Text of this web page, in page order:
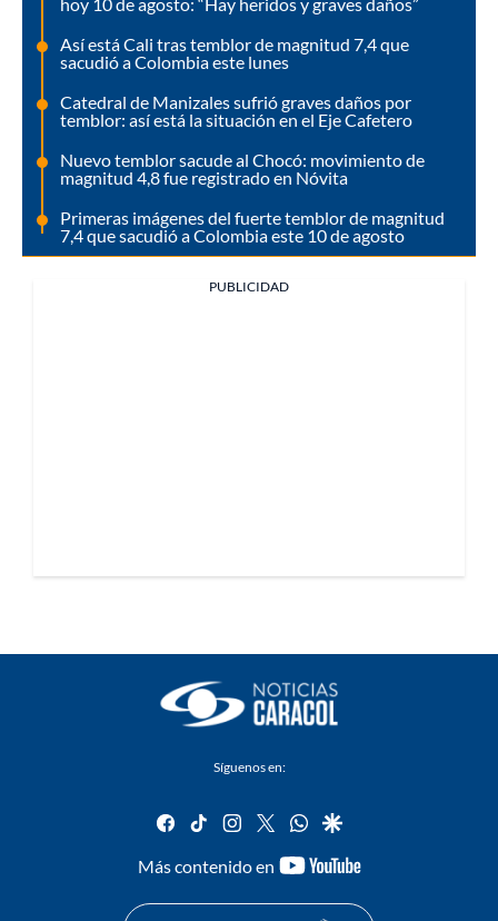
Así está Cali tras temblor de magnitud 7,4 que
sacudió a Colombia este lunes
Catedral de Manizales sufrió graves daños por
temblor: así está la situación en el Eje Cafetero
Nuevo temblor sacude al Chocó: movimiento de
magnitud 4,8 fue registrado en Nóvita
Primeras imágenes del fuerte temblor de magnitud
7,4 que sacudió a Colombia este 10 de agosto
PUBLICIDAD
Síguenos en:
facebook
tiktok instagram
twitterwhatsapp
google
Más contenido en
youtube-